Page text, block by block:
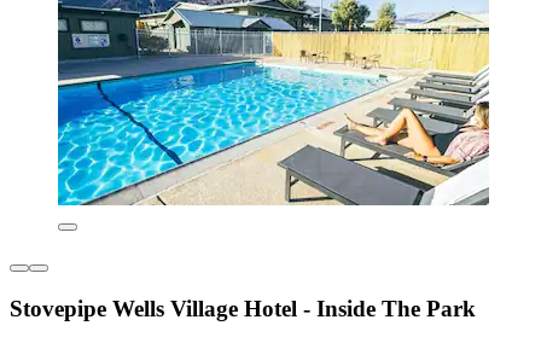
Stovepipe Wells Village Hotel - Inside The Park